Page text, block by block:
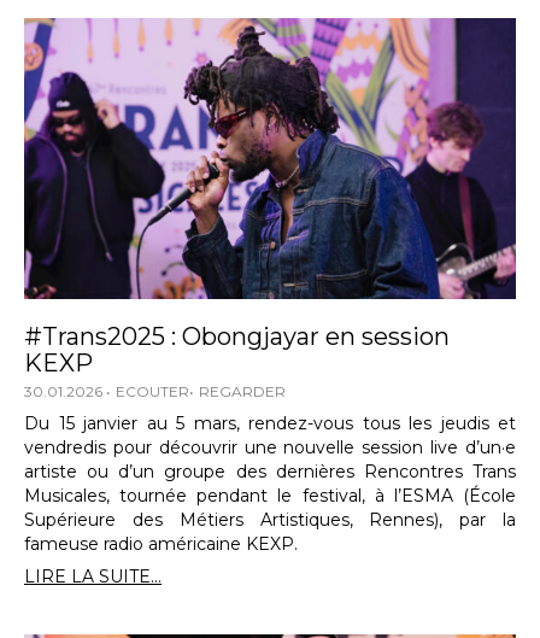
#Trans2025 : Obongjayar en session
KEXP
30.01.2026 ECOUTER REGARDER
Du 15 janvier au 5 mars, rendez-vous tous les jeudis et
vendredis pour découvrir une nouvelle session live d’un·e
artiste ou d’un groupe des dernières Rencontres Trans
Musicales, tournée pendant le festival, à l’ESMA (École
Supérieure des Métiers Artistiques, Rennes), par la
fameuse radio américaine KEXP.
LIRE LA SUITE...